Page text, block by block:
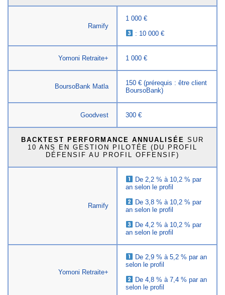
Ramify
1 000 €
: 10 000 €
Yomoni Retraite+ 1 000 €
BoursoBank Matla
150 € (prérequis : être client
BoursoBank)
Goodvest 300 €
BACKTEST PERFORMANCE ANNUALISÉE SUR
10 ANS EN GESTION PILOTÉE (DU PROFIL
DÉFENSIF AU PROFIL OFFENSIF)
Ramify
De 2,2 % à 10,2 % par
an selon le profil
De 3,8 % à 10,2 % par
an selon le profil
De 4,2 % à 10,2 % par
an selon le profil
Yomoni Retraite+
De 2,9 % à 5,2 % par an
selon le profil
De 4,8 % à 7,4 % par an
selon le profil